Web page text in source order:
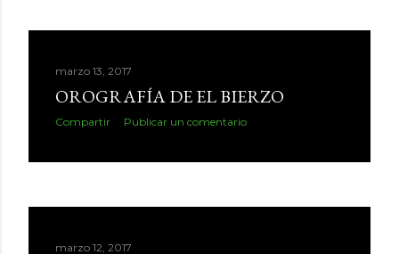
marzo 13, 2017
OROGRAFÍA DE EL BIERZO
Compartir Publicar un comentario
marzo 12, 2017